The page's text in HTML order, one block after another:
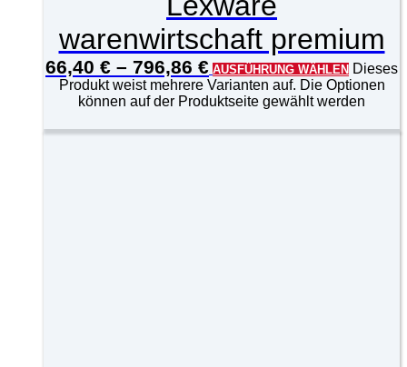
warenwirtschaft premium
66,40 € – 796,86 € AUSFÜHRUNG WÄHLEN Dieses
Produkt weist mehrere Varianten auf. Die Optionen
können auf der Produktseite gewählt werden